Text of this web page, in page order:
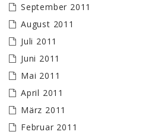
September 2011
August 2011
Juli 2011
Juni 2011
Mai 2011
April 2011
März 2011
Februar 2011